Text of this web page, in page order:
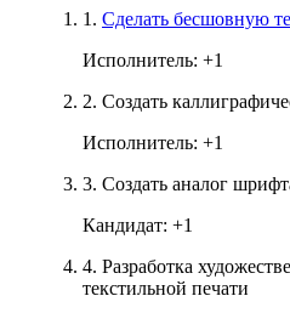
1. Сделать бесшовную
Исполнитель: +1
2. Создать
Исполнитель: +1
3. Создать аналог
Кандидат: +1
4. Разработка
текстильной печати